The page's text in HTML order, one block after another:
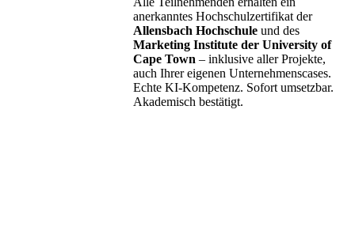
anerkanntes Hochschulzertifikat der
Allensbach Hochschule und des
Marketing Institute der University of
Cape Town – inklusive aller Projekte,
auch Ihrer eigenen Unternehmenscases.
Echte KI-Kompetenz. Sofort umsetzbar.
Akademisch bestätigt.